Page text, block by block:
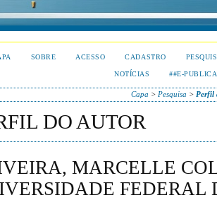
SOBRE ACESSO CADASTRO
NOTÍCIAS ##E-
Capa > Pesquisa > Perfil
DO AUTOR
MARCELLE
FEDERAL